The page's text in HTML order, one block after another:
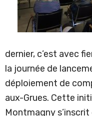
dernier, c’est avec
la journée de
déploiement de
aux-Grues. Cette
Montmagny s’inscrit